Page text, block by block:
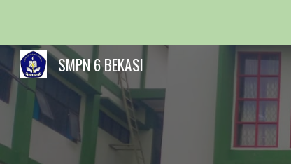
SMPN 6 BEKASI